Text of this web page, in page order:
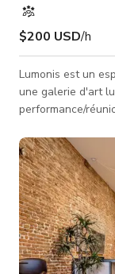
$200 USD/h
Lumonis est un
une galerie d'art
performance/réunion. Lumonics est un
et de conscience
modalités
fontaines d'eau,
vidéo. "Si vous êtes déjà passé par la galerie Lumonics Light &
Sound, vous savez